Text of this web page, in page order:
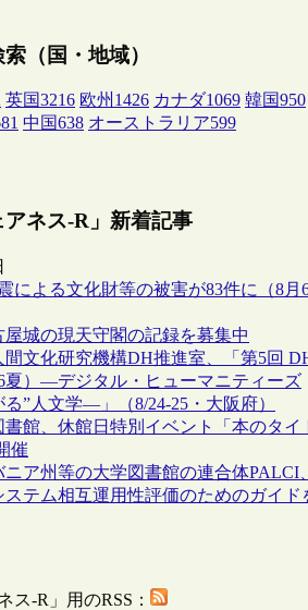
（国・地域）
英国3216 欧州 1426 カナダ1069 韓国950
中国638 オーストラリア599
アネス-R」新着記事
による文化財等の被害が83件に（8月
城の現天守閣の記録を募集中
間文化研究機構DH推進室、「第5回
夏）―デジタル・ヒューマニティーズ
”人文学―」（8/24-25・大阪府）
館、休館日特別イベント「本のタイ
催
ア州等の大学図書館の連合体PALCI、
ステム相互運用性評価のためのガイド
ス-R」用のRSS：